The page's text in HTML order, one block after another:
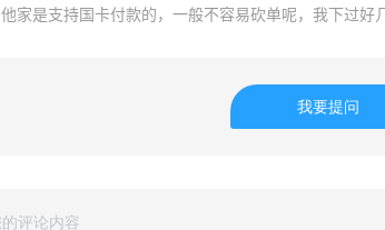
他家是支持国卡付款的，一般不容易砍单呢，我下过好
我要提问
510人获得返利